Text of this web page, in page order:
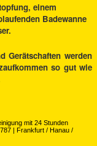
einem
Badewanne
Gerätschaften werden
so gut wie